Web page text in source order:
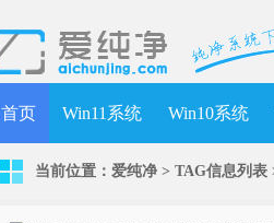
首页 Win11系统 Win10系统
当前位置： 爱纯净 > TAG信息列表